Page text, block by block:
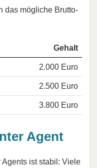
das mögliche Brutto-
Gehalt
2.000 Euro
2.500 Euro
3.800 Euro
Agent
Agents ist stabil: Viele